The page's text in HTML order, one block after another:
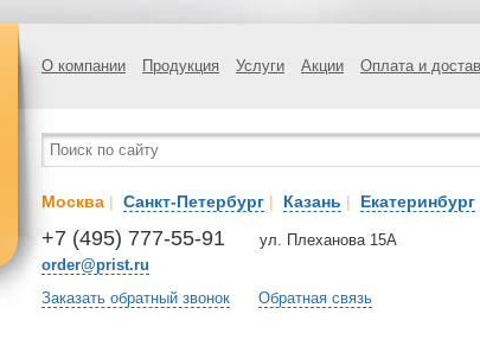
О компании Продукция Услуги Акции Оплата и
Москва | Санкт-Петербург | Казань | Екатеринбург
+7 (495) 777-55-91
order@prist.ru
ул. Плеханова 15А
Заказать обратный звонок Обратная связь